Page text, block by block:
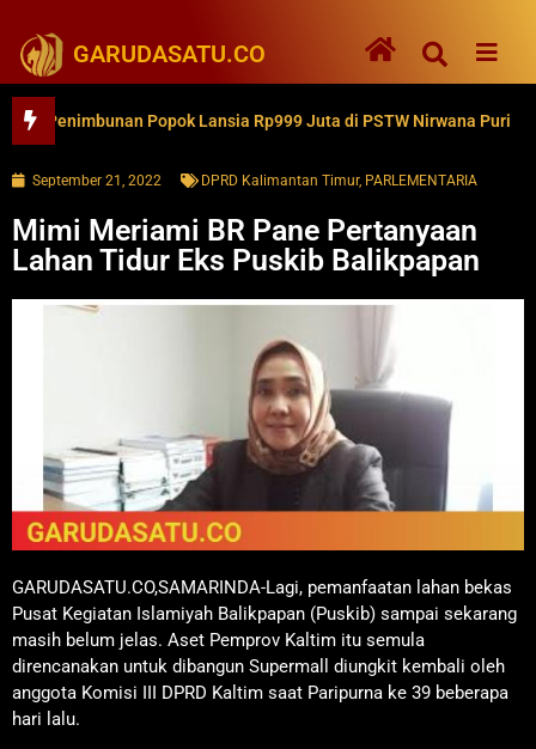
GARUDASATU.CO
Popok Lansia Rp999 Juta di PSTW Nirwana Puri
September 21, 2022 DPRD Kalimantan Timur, PARLEMENTARIA
Mimi Meriami BR Pane Pertanyaan
Lahan Tidur Eks Puskib Balikpapan
GARUDASATU.CO,SAMARINDA-Lagi, pemanfaatan lahan bekas
Pusat Kegiatan Islamiyah Balikpapan (Puskib) sampai sekarang
masih belum jelas. Aset Pemprov Kaltim itu semula
direncanakan untuk dibangun Supermall diungkit kembali oleh
anggota Komisi III DPRD Kaltim saat Paripurna ke 39 beberapa
hari lalu.